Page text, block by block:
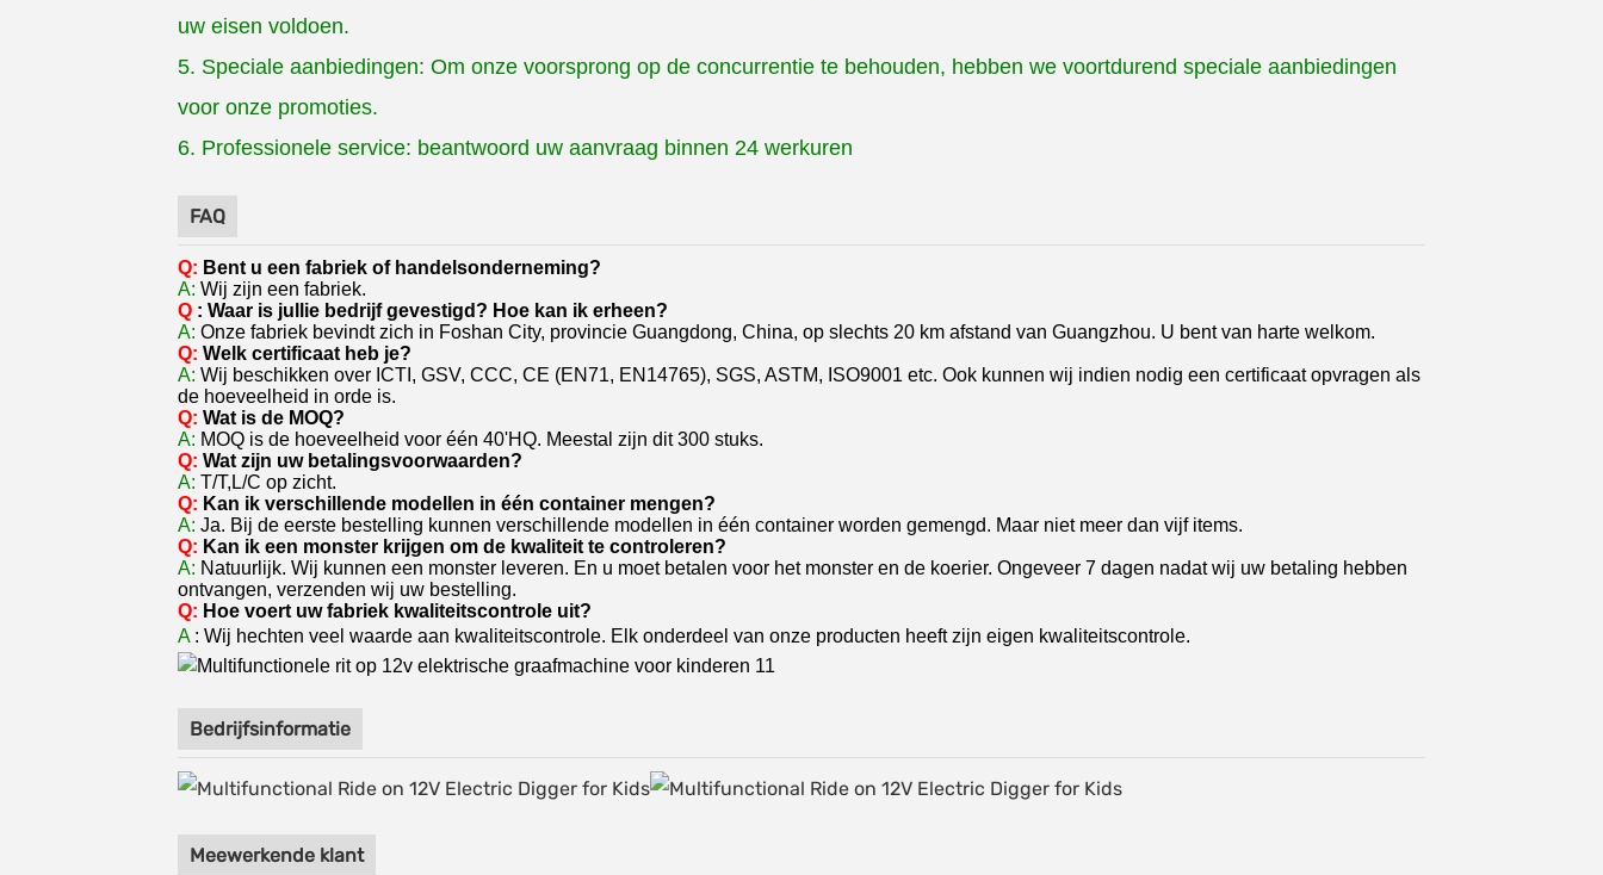
uw eisen voldoen.
5. Speciale aanbiedingen: Om onze voorsprong op de concurrentie te behouden, hebben we voortdurend speciale aanbiedingen
voor onze promoties.
6. Professionele service: beantwoord uw aanvraag binnen 24 werkuren
FAQ
Q: Bent u een fabriek of handelsonderneming?
A:Wij zijn een fabriek.
Q : Waar is jullie bedrijf gevestigd? Hoe kan ik erheen?
A:Onze fabriek bevindt zich in Foshan City, provincie Guangdong, China, op slechts 20 km afstand van Guangzhou. U bent van harte welkom.
Q:Welk certificaat heb je?
A:Wij beschikken over ICTI, GSV, CCC, CE (EN71, EN14765), SGS, ASTM, ISO9001 etc. Ook kunnen wij indien nodig een certificaat opvragen als
de hoeveelheid in orde is.
Q:Wat is de MOQ?
A: MOQ is de hoeveelheid voor één 40'HQ. Meestal zijn dit 300 stuks.
Q:Wat zijn uw betalingsvoorwaarden?
A:T/T,L/C op zicht.
Q: Kan ik verschillende modellen in één container mengen?
A:Ja. Bij de eerste bestelling kunnen verschillende modellen in één container worden gemengd. Maar niet meer dan vijf items.
Q: Kan ik een monster krijgen om de kwaliteit te controleren?
A: Natuurlijk. Wij kunnen een monster leveren. En u moet betalen voor het monster en de koerier. Ongeveer 7 dagen nadat wij uw betaling hebben
ontvangen, verzenden wij uw bestelling.
Q: Hoe voert uw fabriek kwaliteitscontrole uit?
A: Wij hechten veel waarde aan kwaliteitscontrole. Elk onderdeel van onze producten heeft zijn eigen kwaliteitscontrole.
Bedrijfsinformatie
Meewerkende klant